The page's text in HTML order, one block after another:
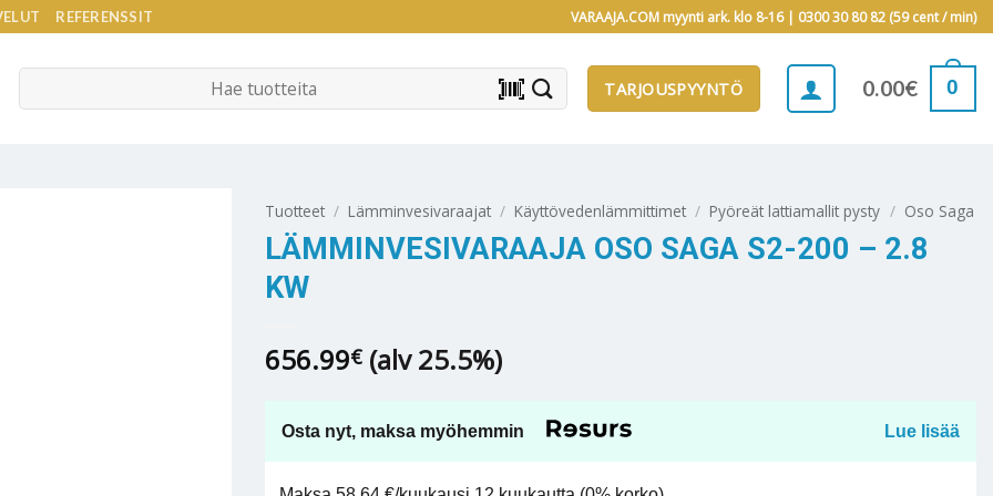
REFERENSSIT VARAAJA.COM myynti ark. klo 8-16 | 0300 30 80 82 (59 cent / min)
barcode_scanner TARJOUSPYYNTÖ 0.00€ 0
Tuotteet / Lämminvesivaraajat / Käyttövedenlämmittimet / Pyöreät lattiamallit pysty / Oso Saga
LÄMMINVESIVARAAJA OSO SAGA S2-200 – 2.8
KW
656.99€ (alv 25.5%)
Osta nyt, maksa myöhemmin Lue lisää